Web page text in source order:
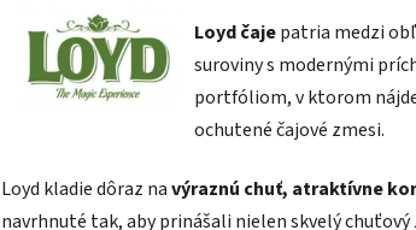
Loyd čajepatria medzi
suroviny s modernými
portfóliom, v ktorom
ochutené čajové zmesi.
Loyd kladie dôraz navýraznú chuť, atraktívne
navrhnuté tak, aby prinášali nielen skvelý